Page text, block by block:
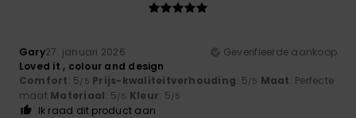
Gary27. januari 2026
Geverifieerde aankoop
Loved it , colour and design
Comfort: 5/5 Prijs-kwaliteitverhouding: 5/5 Maat: Perfecte
maat Materiaal: 5/5 Kleur: 5/5
Ik raad dit product aan